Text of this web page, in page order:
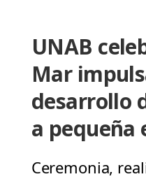
UNAB
Mar
desarrollo
a pequeña
Ceremonia,